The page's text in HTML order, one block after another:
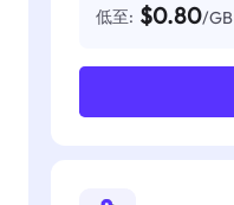
低至: $0.80/GB